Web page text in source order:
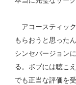
アコースティッ
もらおうと思った
シンセバージョン
る。ボブには聴こ
でも正当な評価を